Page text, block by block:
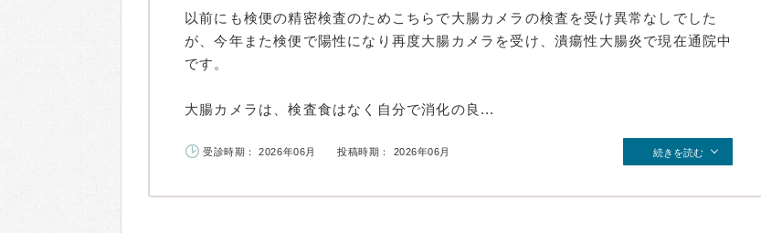
以前にも検便の精密検査のためこちらで大腸カメラの検査を受け異常なしでした
が、今年また検便で陽性になり再度大腸カメラを受け、潰瘍性大腸炎で現在通院中
です。
大腸カメラは、検査食はなく自分で消化の良...
受診時期： 2026年06月 投稿時期： 2026年06月 続きを読む